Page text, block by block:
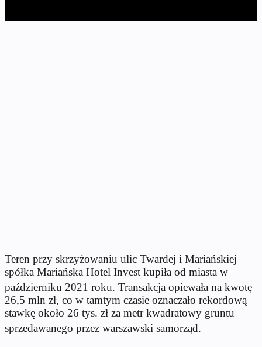
Teren przy skrzyżowaniu ulic Twardej i Mariańskiej
spółka Mariańska Hotel Invest kupiła od miasta w
październiku 2021 roku. Transakcja opiewała na kwotę
26,5 mln zł, co w tamtym czasie oznaczało rekordową
stawkę około 26 tys. zł za metr kwadratowy gruntu
sprzedawanego przez warszawski samorząd.